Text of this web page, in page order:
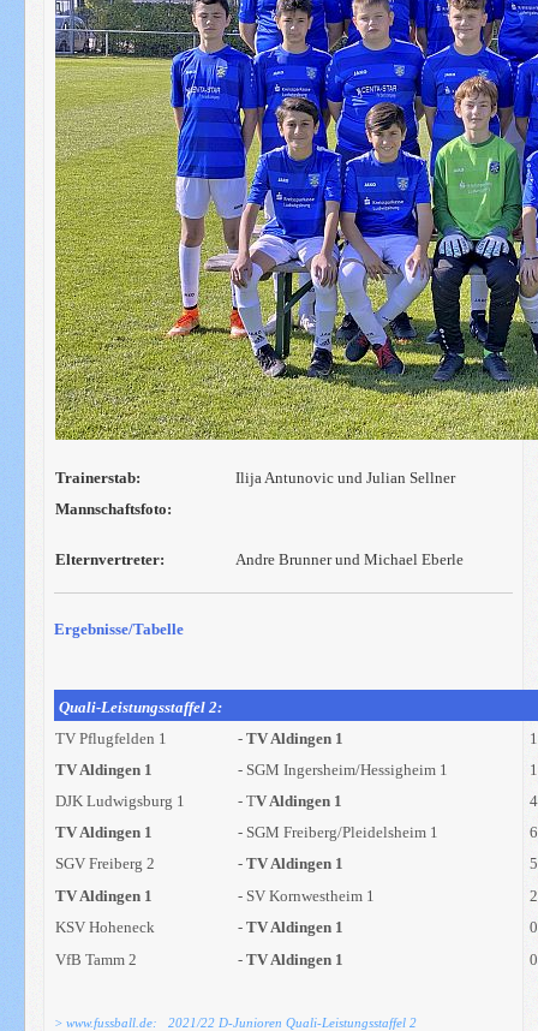
Trainerstab:
Ilija Antunovic und Julian Sellner
Mannschaftsfoto:
Elternvertreter: Andre Brunner und Michael Eberle
Ergebnisse/Tabelle
Quali-Leistungsstaffel 2:
TV Pflugfelden 1
-TV Aldingen 1
TV Aldingen 1
- SGM Ingersheim/Hessigheim 1
DJK Ludwigsburg 1
- TV Aldingen 1
TV Aldingen 1
- SGM Freiberg/Pleidelsheim 1
SGV Freiberg 2
-TV Aldingen 1
TV Aldingen 1
- SV Kornwestheim 1
KSV Hoheneck
-TV Aldingen 1
VfB Tamm 2
-TV Aldingen 1
> www.fussball.de: 2021/22 D-Junioren Quali-Leistungsstaffel 2